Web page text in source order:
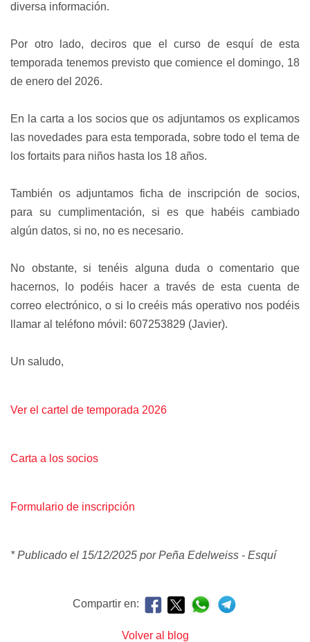
diversa información.
Por otro lado, deciros que el curso de esquí de esta
temporada tenemos previsto que comience el domingo, 18
de enero del 2026.
En la carta a los socios que os adjuntamos os explicamos
las novedades para esta temporada, sobre todo el tema de
los fortaits para niños hasta los 18 años.
También os adjuntamos ficha de inscripción de socios,
para su cumplimentación, si es que habéis cambiado
algún datos, si no, no es necesario.
No obstante, si tenéis alguna duda o comentario que
hacernos, lo podéis hacer a través de esta cuenta de
correo electrónico, o si lo creéis más operativo nos podéis
llamar al teléfono móvil: 607253829 (Javier).
Un saludo,
Ver el cartel de temporada 2026
Carta a los socios
Formulario de inscripción
* Publicado el 15/12/2025 por Peña Edelweiss - Esquí
Compartir en:
Volver al blog